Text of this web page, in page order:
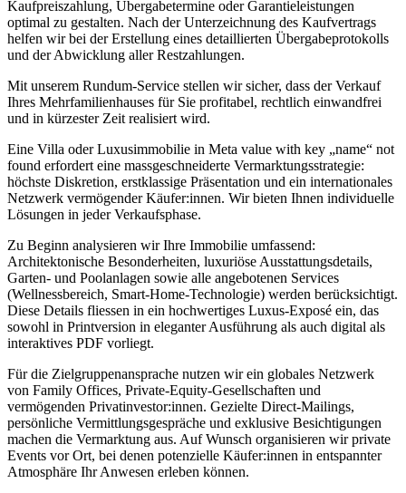
Kaufpreiszahlung, Übergabetermine oder Garantieleistungen
optimal zu gestalten. Nach der Unterzeichnung des Kaufvertrags
helfen wir bei der Erstellung eines detaillierten Übergabeprotokolls
und der Abwicklung aller Restzahlungen.
Mit unserem Rundum-Service stellen wir sicher, dass der Verkauf
Ihres Mehrfamilienhauses für Sie profitabel, rechtlich einwandfrei
und in kürzester Zeit realisiert wird.
Eine Villa oder Luxusimmobilie in Meta value with key „name“ not
found erfordert eine massgeschneiderte Vermarktungsstrategie:
höchste Diskretion, erstklassige Präsentation und ein internationales
Netzwerk vermögender Käufer:innen. Wir bieten Ihnen individuelle
Lösungen in jeder Verkaufsphase.
Zu Beginn analysieren wir Ihre Immobilie umfassend:
Architektonische Besonderheiten, luxuriöse Ausstattungsdetails,
Garten- und Poolanlagen sowie alle angebotenen Services
(Wellnessbereich, Smart-Home-Technologie) werden berücksichtigt.
Diese Details fliessen in ein hochwertiges Luxus-Exposé ein, das
sowohl in Printversion in eleganter Ausführung als auch digital als
interaktives PDF vorliegt.
Für die Zielgruppenansprache nutzen wir ein globales Netzwerk
von Family Offices, Private-Equity-Gesellschaften und
vermögenden Privatinvestor:innen. Gezielte Direct-Mailings,
persönliche Vermittlungsgespräche und exklusive Besichtigungen
machen die Vermarktung aus. Auf Wunsch organisieren wir private
Events vor Ort, bei denen potenzielle Käufer:innen in entspannter
Atmosphäre Ihr Anwesen erleben können.